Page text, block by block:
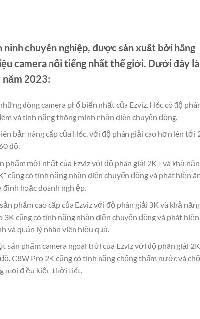
ninh chuyên nghiệp, được sản xuất bởi hãng
camera nổi tiếng nhất thế giới. Dưới đây là
năm 2023:
dòng camera phổ biến nhất của Ezviz. H6c có độ
và tính năng thông minh nhận diện chuyển động.
bản nâng cấp của H6c, với độ phân giải cao hơn lên tới
độ.
phẩm mới nhất của Ezviz với độ phân giải 2K+ và khả
cũng có tính năng nhận diện chuyển động và phát hiện
đình hoặc doanh nghiệp.
phẩm cao cấp của Ezviz với độ phân giải 3K và khả
3K cũng có tính năng nhận diện chuyển động và phát hiện
và quản lý nhân viên hiệu quả.
sản phẩm camera ngoài trời của Ezviz với độ phân giải
C8W Pro 2K cũng có tính năng chống thấm nước và
mọi điều kiện thời tiết.